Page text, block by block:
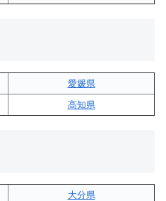
愛媛県
高知県
大分県